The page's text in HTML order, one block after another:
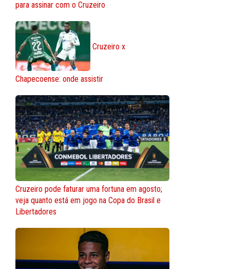
para assinar com o Cruzeiro
Cruzeiro x
Chapecoense: onde assistir
Cruzeiro pode faturar uma fortuna em agosto;
veja quanto está em jogo na Copa do Brasil e
Libertadores